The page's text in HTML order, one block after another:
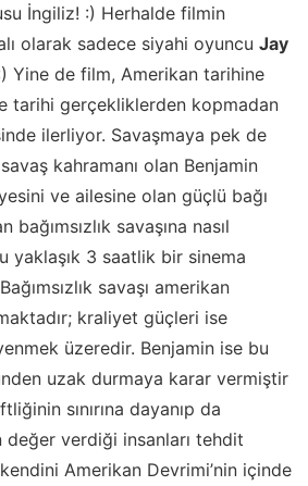
İngiliz! :) Herhalde filmin
olarak sadece siyahi oyuncu Jay
Yine de film, Amerikan tarihine
tarihi gerçekliklerden kopmadan
ilerliyor. Savaşmaya pek de
kahramanı olan Benjamin
ve ailesine olan güçlü bağı
savaşına nasıl
yaklaşık 3 saatlik bir sinema
savaşı amerikan
kraliyet güçleri ise
üzeredir. Benjamin ise bu
uzak durmaya karar vermiştir
sınırına dayanıp da
değer verdiği insanları tehdit
Amerikan Devrimi’nin içinde